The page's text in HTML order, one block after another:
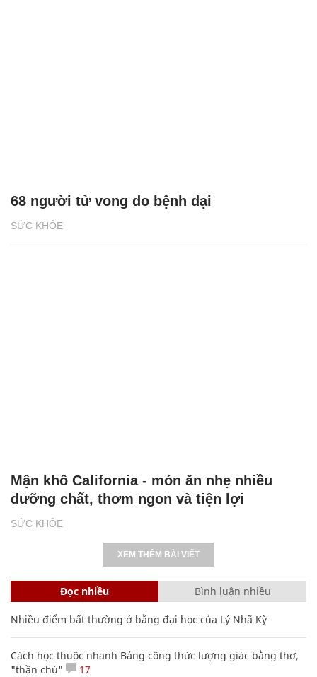
SỨC KHỎE
68 người tử vong do bệnh dại
SỨC KHỎE
Mận khô California - món ăn nhẹ nhiều
dưỡng chất, thơm ngon và tiện lợi
XEM THÊM BÀI VIẾT
Đọc nhiều Bình luận nhiều
Nhiều điểm bất thường ở bằng đại học của Lý Nhã Kỳ
Cách học thuộc nhanh Bảng công thức lượng giác bằng thơ,
"thần chú"
17